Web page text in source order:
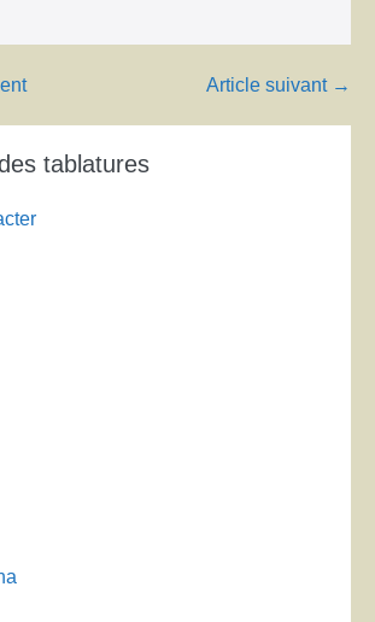
Article suivant →
tablatures